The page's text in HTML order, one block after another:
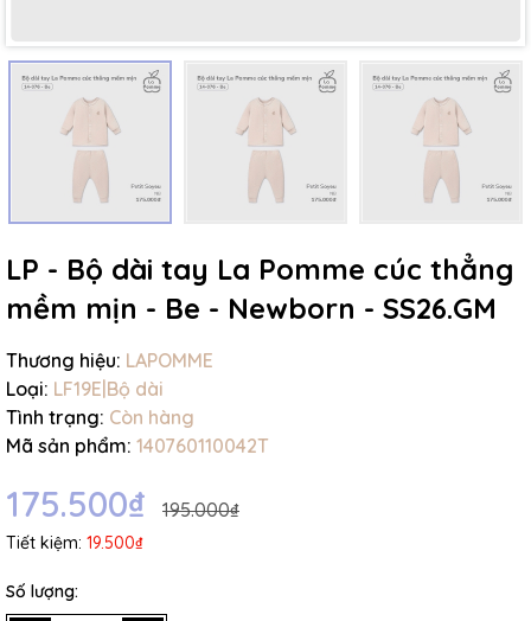
LP - Bộ dài tay La Pomme cúc thẳng
mềm mịn - Be - Newborn - SS26.GM
Thương hiệu: LAPOMME
Loại: LF19E|Bộ dài
Tình trạng: Còn hàng
Mã sản phẩm: 140760110042T
175.500₫ 195.000₫
Tiết kiệm: 19.500₫
Số lượng:
Ngày hết hạn:
Điều kiện: